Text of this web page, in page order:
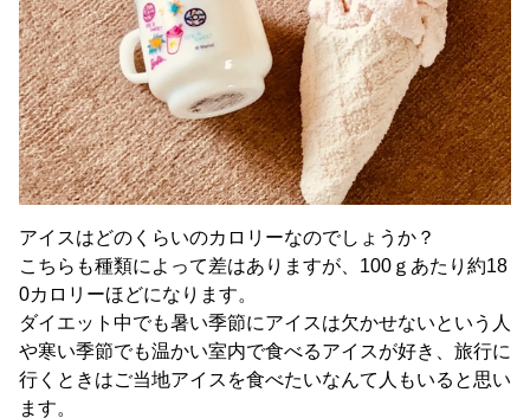
アイスはどのくらいのカロリーなのでしょうか？
こちらも種類によって差はありますが、100ｇあたり約18
0カロリーほどになります。
ダイエット中でも暑い季節にアイスは欠かせないという人
や寒い季節でも温かい室内で食べるアイスが好き、旅行に
行くときはご当地アイスを食べたいなんて人もいると思い
ます。